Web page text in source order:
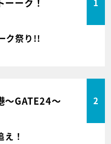
1
ク祭り!!
～GATE24～ 2
！